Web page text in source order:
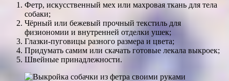
Фетр, искусственный мех или махровая ткань для тела
собаки;
Чёрный или бежевый прочный текстиль для
физиономии и внутренней отделки ушек;
Глазки-пуговицы разного размера и цвета;
Придумать самим или скачать готовые лекала выкроек;
Швейные принадлежности.